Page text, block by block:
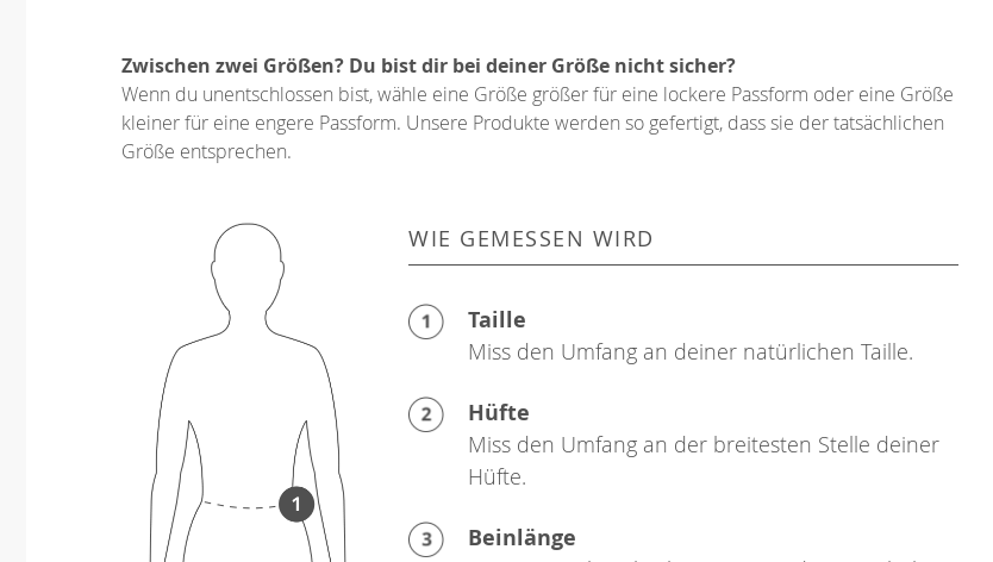
Zwischen zwei Größen? Du bist dir bei deiner Größe nicht sicher?
Wenn du unentschlossen bist, wähle eine Größe größer für eine lockere Passform oder eine Größe
kleiner für eine engere Passform. Unsere Produkte werden so gefertigt, dass sie der tatsächlichen
Größe entsprechen.
WIE GEMESSEN WIRD
Taille
Miss den Umfang an deiner natürlichen Taille.
Hüfte
Miss den Umfang an der breitesten Stelle deiner
Hüfte.
Beinlänge